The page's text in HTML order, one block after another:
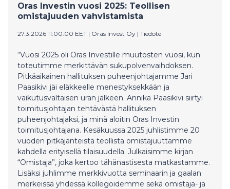
Oras Investin vuosi 2025: Teollisen
omistajuuden vahvistamista
27.3.2026 11:00:00 EET | Oras Invest Oy | Tiedote
“Vuosi 2025 oli Oras Investille muutosten vuosi, kun
toteutimme merkittävän sukupolvenvaihdoksen.
Pitkäaikainen hallituksen puheenjohtajamme Jari
Paasikivi jäi eläkkeelle menestyksekkään ja
vaikutusvaltaisen uran jälkeen. Annika Paasikivi siirtyi
toimitusjohtajan tehtävästä hallituksen
puheenjohtajaksi, ja minä aloitin Oras Investin
toimitusjohtajana. Kesäkuussa 2025 juhlistimme 20
vuoden pitkäjänteistä teollista omistajuuttamme
kahdella erityisellä tilaisuudella. Julkaisimme kirjan
“Omistaja”, joka kertoo tähänastisesta matkastamme.
Lisäksi juhlimme merkkivuotta seminaarin ja gaalan
merkeissä yhdessä kollegoidemme sekä omistaja- ja